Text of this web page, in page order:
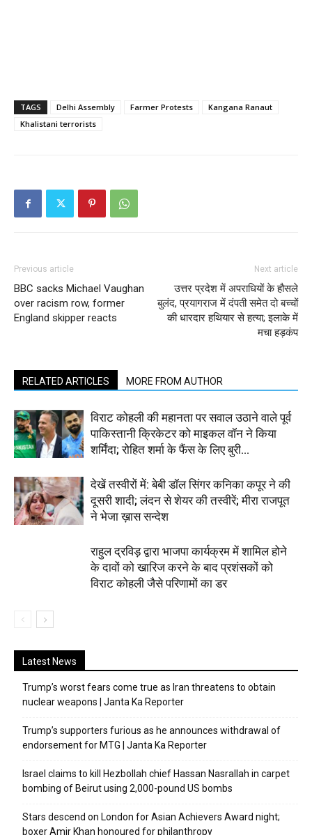
TAGS Delhi Assembly Farmer Protests
Kangana Ranaut
Khalistani terrorists
Previous article
BBC sacks Michael Vaughan
over racism row, former
England skipper reacts
Next article
उत्तर प्रदेश में अपराधियों के हौसले
बुलंद, प्रयागराज में दंपती समेत दो बच्चों
की धारदार हथियार से हत्या; इलाके में
मचा हड़कंप
RELATED ARTICLES MORE FROM AUTHOR
विराट कोहली की महानता पर सवाल उठाने वाले पूर्व
पाकिस्तानी क्रिकेटर को माइकल वॉन ने किया
शर्मिंदा; रोहित शर्मा के फैंस के लिए बुरी...
देखें तस्वीरों में: बेबी डॉल सिंगर कनिका कपूर ने की
दूसरी शादी; लंदन से शेयर की तस्वीरें; मीरा राजपूत
ने भेजा ख़ास सन्देश
राहुल द्रविड़ द्वारा भाजपा कार्यक्रम में शामिल होने
के दावों को खारिज करने के बाद प्रशंसकों को
विराट कोहली जैसे परिणामों का डर
Latest News
Trump’s worst fears come true as Iran threatens to obtain
nuclear weapons | Janta Ka Reporter
Trump’s supporters furious as he announces withdrawal of
endorsement for MTG | Janta Ka Reporter
Israel claims to kill Hezbollah chief Hassan Nasrallah in carpet
bombing of Beirut using 2,000-pound US bombs
Stars descend on London for Asian Achievers Award night;
boxer Amir Khan honoured for philanthropy